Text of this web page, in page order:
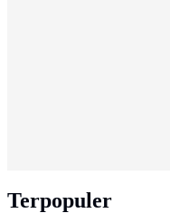
Terpopuler